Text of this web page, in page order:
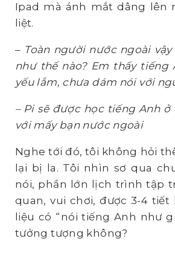
Ipad mà ánh mắt dâng lên
liệt.
– Toàn người nước ngoài
như thế nào? Em thấy tiếng
yếu lắm, chưa dám nói với
– Pi sẽ được học tiếng Anh
với mấy bạn nước ngoài
Nghe tới đó, tôi không hỏi
lại bị la. Tôi nhìn sơ qua
nói, phần lớn lịch trình tập
quan, vui chơi, được 3-4 tiết
liệu có “nói tiếng Anh như
tưởng tượng không?